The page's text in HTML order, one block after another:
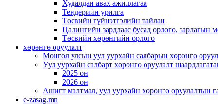
Худалдан авах ажиллагаа
Тендерийн урилга
Төсвийн гүйцэтгэлийн тайлан
Цалингийн зардлаас бусад орлого, зарлагын
Төсвийн хөрөнгийн орлого
хөрөнгө оруулалт
Монгол улсын уул уурхайн салбарын хөрөнгө
Уул уурхайн салбарт хөрөнгө оруулалт
2025 он
2026 он
Ашигт малтмал, уул уурхайн хөрөнгө оруулалтын
e-zasag.mn